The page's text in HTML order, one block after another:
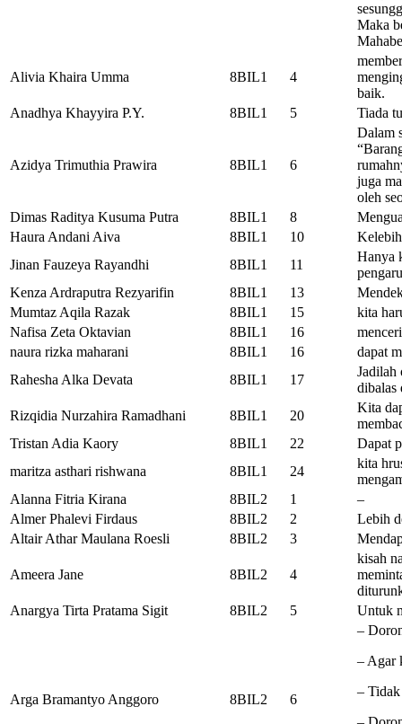
Maka
Alivia Khaira Umma 8BIL1 4
baik.
Anadhya Khayyira P.Y.
8BIL1 5 Tiada
Azidya Trimuthia Prawira 8BIL1 6
Dalam
juga
oleh
Dimas Raditya Kusuma Putra
8BIL1 8
Haura Andani Aiva
8BIL1 10
Jinan Fauzeya Rayandhi
8BIL1 11
Hanya
Kenza Ardraputra Rezyarifin
8BIL1 13
Mumtaz Aqila Razak
8BIL1 15
kita
Nafisa Zeta Oktavian
8BIL1 16
naura rizka maharani
8BIL1 16
dapat
Rahesha Alka Devata
8BIL1 17
Jadilah
dibalas
Rizqidia Nurzahira Ramadhani
8BIL1 20
Kita
Tristan Adia Kaory
8BIL1 22
Dapat
maritza asthari rishwana
8BIL1 24
kita
Alanna Fitria Kirana
8BIL2 1
–
Almer Phalevi Firdaus
8BIL2 2
Lebih
Altair Athar Maulana Roesli
8BIL2 3
Ameera Jane 8BIL2 4
kisah
Anargya Tirta Pratama Sigit
8BIL2 5 Untuk
Arga Bramantyo Anggoro 8BIL2 6
–
– Agar
–